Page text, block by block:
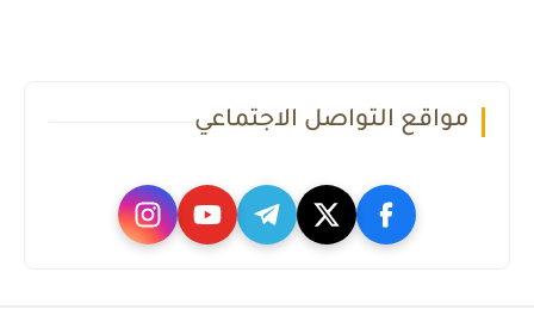
مواقع التواصل الاجتماعي